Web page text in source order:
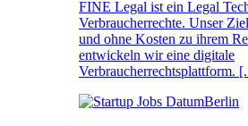
FINE Legal ist ein Legal
Verbraucherrechte. Unser
und ohne Kosten zu ihrem
entwickeln wir eine digitale
Verbraucherrechtsplattform.
Berlin